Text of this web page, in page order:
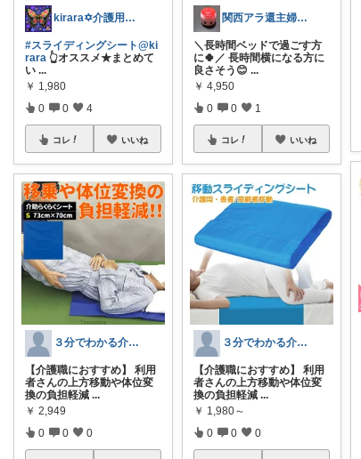
kirara✡介護用品🌈
#スライディングシート@ki
rara 👆️オススメ★まとめて
い ...
￥ 1,980
0 0 4
コレ いいね
３分でわかる介護チャンネル
【介護職におすすめ】 利用
者さんの上方移動や体位変
換の負担軽減 ...
￥ 2,949
0 0 0
関西アラ還主婦 小町
＼長時間ベッドで過ごす方
に🍀／ 長時間横になる方に
良さそう😊 ...
￥ 4,950
0 0 1
コレ いいね
３分でわかる介護チャンネル
【介護職におすすめ】 利用
者さんの上方移動や体位変
換の負担軽減 ...
￥ 1,980～
0 0 0